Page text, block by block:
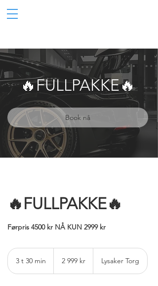
🔥FULLPAKKE🔥
Book nå
🔥FULLPAKKE🔥
Førpris 4500 kr NÅ KUN 2999 kr
3 t 30 min
kroner2 999 kr Lysaker Torg